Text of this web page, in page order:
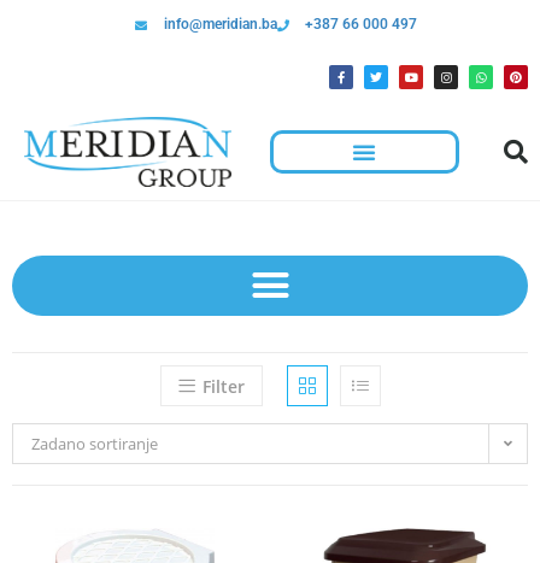
info@meridian.ba +387 66 000 497
Filter
Zadano sortiranje